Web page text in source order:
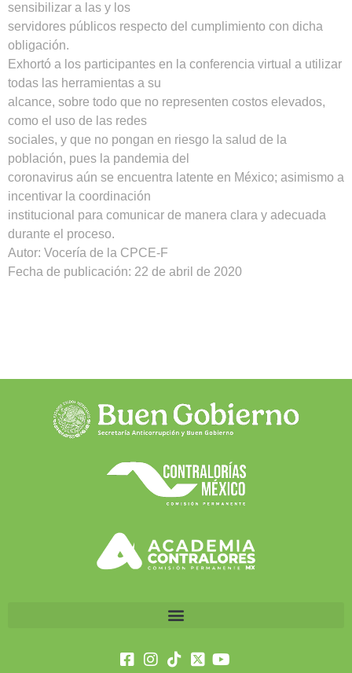
sensibilizar a las y los
servidores públicos respecto del cumplimiento con dicha
obligación.
Exhortó a los participantes en la conferencia virtual a utilizar
todas las herramientas a su
alcance, sobre todo que no representen costos elevados,
como el uso de las redes
sociales, y que no pongan en riesgo la salud de la
población, pues la pandemia del
coronavirus aún se encuentra latente en México; asimismo a
incentivar la coordinación
institucional para comunicar de manera clara y adecuada
durante el proceso.
Autor: Vocería de la CPCE-F
Fecha de publicación: 22 de abril de 2020